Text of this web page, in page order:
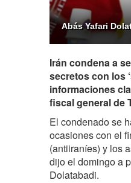
Abás Yafari
Irán condena a
secretos con los
informaciones
fiscal general de
El condenado se
ocasiones con el
(antiiraníes) y los
dijo el domingo a
Dolatabadi.